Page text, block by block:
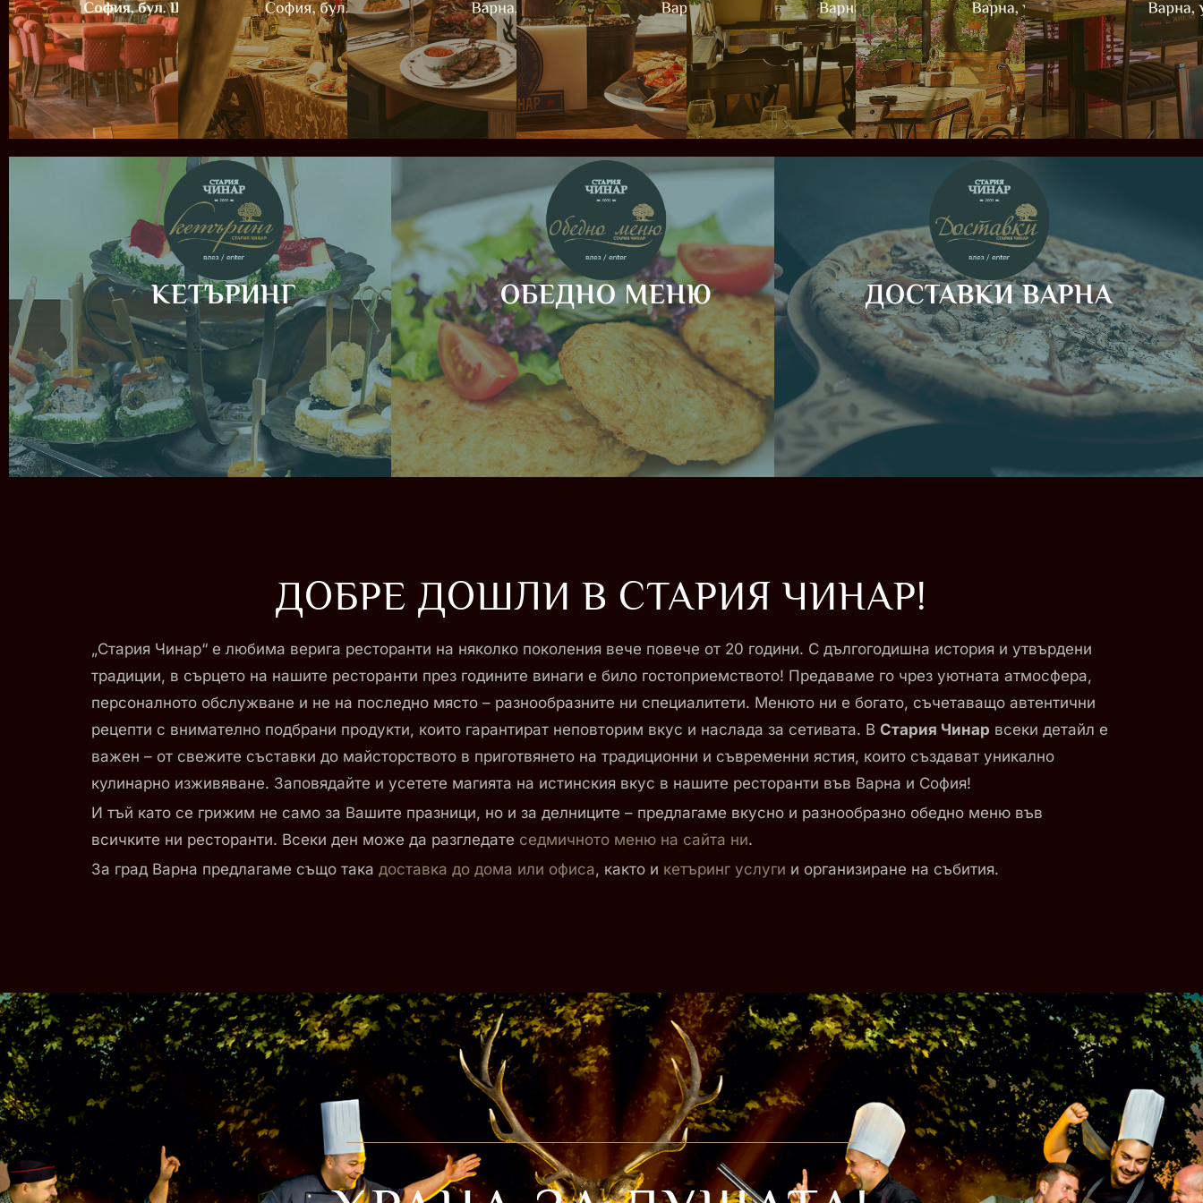
КЕТЪРИНГ ОБЕДНО МЕНЮ ДОСТАВКИ ВАРНА
ДОБРЕ ДОШЛИ В СТАРИЯ ЧИНАР!
„Стария Чинар“ е любима верига ресторанти на няколко поколения вече повече от 20 години. С дългогодишна история и утвърдени
традиции, в сърцето на нашите ресторанти през годините винаги е било гостоприемството! Предаваме го чрез уютната атмосфера,
персоналното обслужване и не на последно място – разнообразните ни специалитети. Менюто ни е богато, съчетаващо автентични
рецепти с внимателно подбрани продукти, които гарантират неповторим вкус и наслада за сетивата. В Стария Чинар всеки детайл е
важен – от свежите съставки до майсторството в приготвянето на традиционни и съвременни ястия, които създават уникално
кулинарно изживяване. Заповядайте и усетете магията на истинския вкус в нашите ресторанти във Варна и София!
И тъй като се грижим не само за Вашите празници, но и за делниците – предлагаме вкусно и разнообразно обедно меню във
всичките ни ресторанти. Всеки ден може да разгледате седмичното меню на сайта ни.
За град Варна предлагаме също така доставка до дома или офиса, както и кетъринг услуги и организиране на събития.